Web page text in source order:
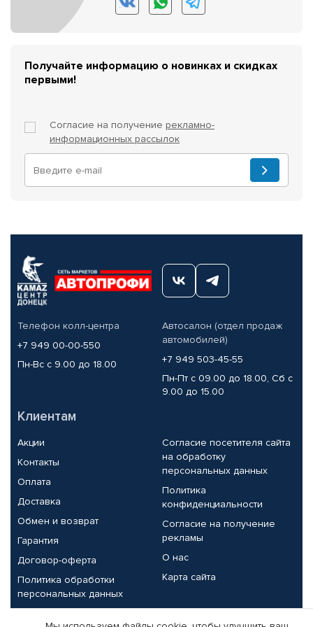
Получайте информацию о новинках и скидках
первыми!
Согласие на получение рекламно-
информационных рассылок
Телефон колл-центра
+7 949 00-00-550
Пн-Вс с 9.00 до 18.00
Автосалон (отдел продаж
автомобилей)
+7 949 503-45-55
Пн-Пт с 09.00 до 18.00, Сб с
9.00 до 15.00
Клиентам
Акции
Контакты
Оплата
Доставка
Обмен и возврат
Гарантия
Договор-оферта
Политика обработки
персональных данных
Согласие посетителя сайта
на обработку
персональных данных
Политика
конфиденциальности
Согласие на получение
рекламы
О нас
Карта сайта